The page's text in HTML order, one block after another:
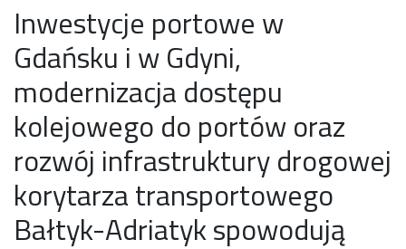
Inwestycje portowe w
Gdańsku i w Gdyni,
modernizacja dostępu
kolejowego do portów oraz
rozwój infrastruktury drogowej
korytarza transportowego
Bałtyk-Adriatyk spowodują